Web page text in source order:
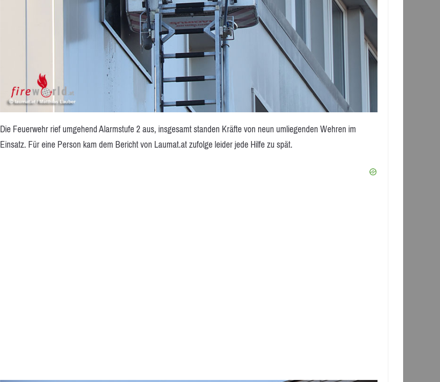
Die Feuerwehr rief umgehend Alarmstufe 2 aus, insgesamt standen Kräfte von neun umliegenden Wehren im
Einsatz. Für eine Person kam dem Bericht von Laumat.at zufolge leider jede Hilfe zu spät.